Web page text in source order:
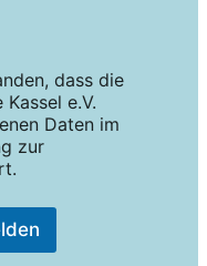
dass die
e.V.
Daten im
zur